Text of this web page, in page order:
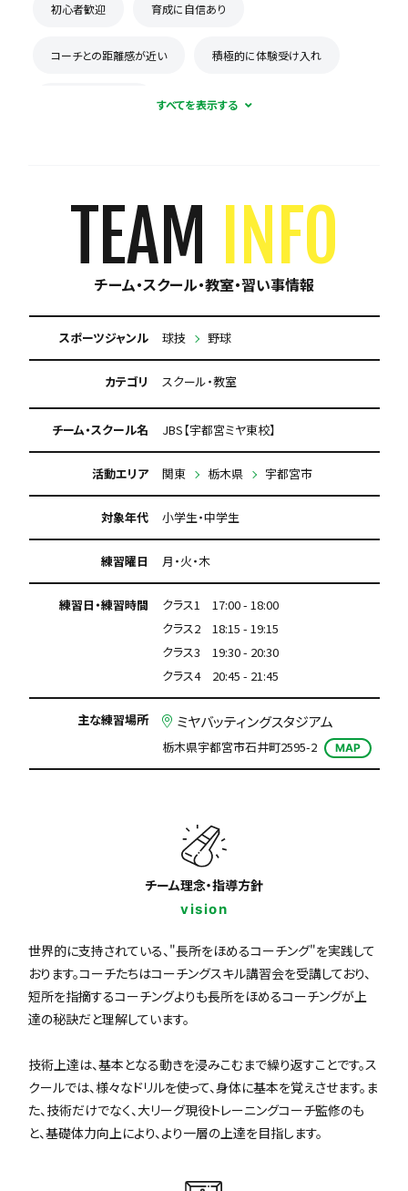
初心者歓迎 育成に自信あり
コーチとの距離感が近い 積極的に体験受け入れ
TEAM INFO
チーム・スクール・教室・習い事情報
スポーツジャンル 球技 野球
カテゴリ スクール・教室
チーム・スクール名 JBS【宇都宮ミヤ東校】
活動エリア 関東 栃木県 宇都宮市
対象年代 小学生・中学生
練習曜日 月・火・木
練習日・練習時間
クラス1 17:00 - 18:00
クラス2 18:15 - 19:15
クラス3 19:30 - 20:30
クラス4 20:45 - 21:45
主な練習場所 ミヤバッティングスタジアム
栃木県宇都宮市石井町2595-2 MAP
チーム理念・指導方針
vision
世界的に支持されている、"長所をほめるコーチング"を実践して
おります。コーチたちはコーチングスキル講習会を受講しており、
短所を指摘するコーチングよりも長所をほめるコーチングが上
達の秘訣だと理解しています。
技術上達は、基本となる動きを浸みこむまで繰り返すことです。ス
クールでは、様々なドリルを使って、身体に基本を覚えさせます。ま
た、技術だけでなく、大リーグ現役トレーニングコーチ監修のも
と、基礎体力向上により、より一層の上達を目指します。